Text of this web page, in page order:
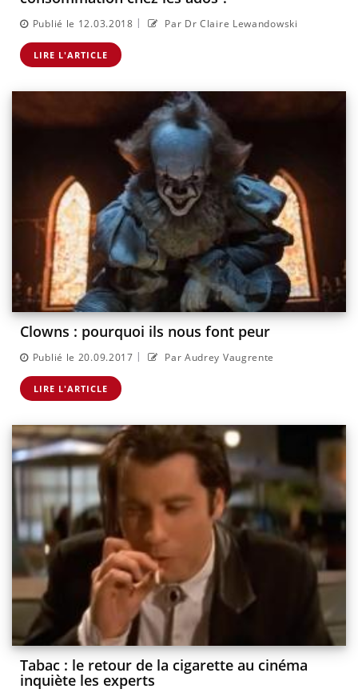
Publié le 12.03.2018 | Par Dr Claire Lewandowski
LIRE L'ARTICLE
Clowns : pourquoi ils nous font peur
Publié le 20.09.2017 | Par Audrey Vaugrente
LIRE L'ARTICLE
Tabac : le retour de la cigarette au cinéma
inquiète les experts